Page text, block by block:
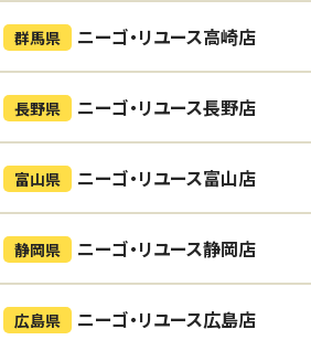
群馬県 ニーゴ・リユース高崎店
長野県 ニーゴ・リユース長野店
富山県 ニーゴ・リユース富山店
静岡県 ニーゴ・リユース静岡店
広島県 ニーゴ・リユース広島店